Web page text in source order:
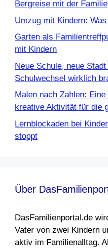
Bergreise mit der Familie
Umzug mit Kindern:
Garten als
mit Kindern
Neue Schule, neue
Schulwechsel wirklich
Malen nach Zahlen:
kreative Aktivität für die
Lernblockaden bei
stoppt
Über
DasFamilienportal.de
Vater von zwei Kindern
aktiv im Familienalltag.